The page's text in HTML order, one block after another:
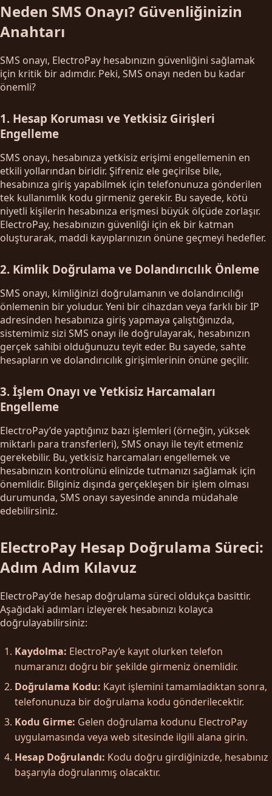
Neden SMS Onayı? Güvenliğinizin
Anahtarı
SMS onayı, ElectroPay hesabınızın güvenliğini sağlamak
için kritik bir adımdır. Peki, SMS onayı neden bu kadar
önemli?
1. Hesap Koruması ve Yetkisiz Girişleri
Engelleme
SMS onayı, hesabınıza yetkisiz erişimi engellemenin en
etkili yollarından biridir. Şifreniz ele geçirilse bile,
hesabınıza giriş yapabilmek için telefonunuza gönderilen
tek kullanımlık kodu girmeniz gerekir. Bu sayede, kötü
niyetli kişilerin hesabınıza erişmesi büyük ölçüde zorlaşır.
ElectroPay, hesabınızın güvenliği için ek bir katman
oluşturarak, maddi kayıplarınızın önüne geçmeyi hedefler.
2. Kimlik Doğrulama ve Dolandırıcılık Önleme
SMS onayı, kimliğinizi doğrulamanın ve dolandırıcılığı
önlemenin bir yoludur. Yeni bir cihazdan veya farklı bir IP
adresinden hesabınıza giriş yapmaya çalıştığınızda,
sistemimiz sizi SMS onayı ile doğrulayarak, hesabınızın
gerçek sahibi olduğunuzu teyit eder. Bu sayede, sahte
hesapların ve dolandırıcılık girişimlerinin önüne geçilir.
3. İşlem Onayı ve Yetkisiz Harcamaları
Engelleme
ElectroPay’de yaptığınız bazı işlemleri (örneğin, yüksek
miktarlı para transferleri), SMS onayı ile teyit etmeniz
gerekebilir. Bu, yetkisiz harcamaları engellemek ve
hesabınızın kontrolünü elinizde tutmanızı sağlamak için
önemlidir. Bilginiz dışında gerçekleşen bir işlem olması
durumunda, SMS onayı sayesinde anında müdahale
edebilirsiniz.
ElectroPay Hesap Doğrulama Süreci:
Adım Adım Kılavuz
ElectroPay’de hesap doğrulama süreci oldukça basittir.
Aşağıdaki adımları izleyerek hesabınızı kolayca
doğrulayabilirsiniz:
Kaydolma: ElectroPay’e kayıt olurken telefon
numaranızı doğru bir şekilde girmeniz önemlidir.
Doğrulama Kodu: Kayıt işlemini tamamladıktan sonra,
telefonunuza bir doğrulama kodu gönderilecektir.
Kodu Girme: Gelen doğrulama kodunu ElectroPay
uygulamasında veya web sitesinde ilgili alana girin.
Hesap Doğrulandı: Kodu doğru girdiğinizde, hesabınız
başarıyla doğrulanmış olacaktır.